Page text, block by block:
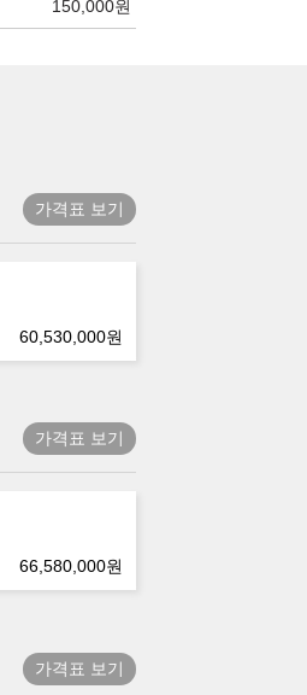
150,000원
가격표 보기
60,530,000원
가격표 보기
66,580,000원
가격표 보기